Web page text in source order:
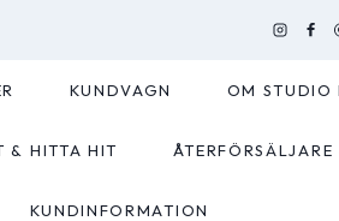
KUNDVAGN OM STUDIO
& HITTA HIT
KUNDINFORMATION